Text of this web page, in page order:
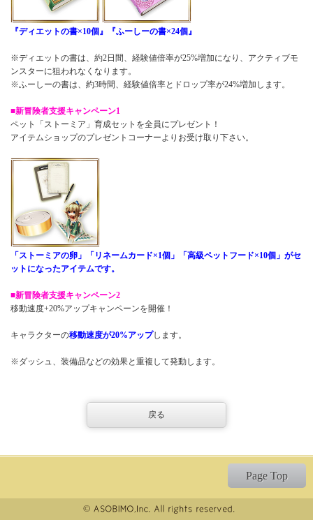
『ディエットの書×10個』『ふーしーの書×24個』
※ディエットの書は、約2日間、経験値倍率が25%増加になり、アクティブモ
ンスターに狙われなくなります。
※ふーしーの書は、約3時間、経験値倍率とドロップ率が24%増加します。
■新冒険者支援キャンペーン1
ペット「ストーミア」育成セットを全員にプレゼント！
アイテムショップのプレゼントコーナーよりお受け取り下さい。
「ストーミアの卵」「リネームカード×1個」「高級ペットフード×10個」がセ
ットになったアイテムです。
■新冒険者支援キャンペーン2
移動速度+20%アップキャンペーンを開催！
キャラクターの移動速度が20%アップします。
※ダッシュ、装備品などの効果と重複して発動します。
戻る
Page Top